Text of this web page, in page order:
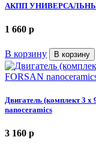
АКПП УНИВЕРСАЛЬНЫЙ
1 660 p
В корзину В корзину
Двигатель (комплект 3 х
nanoceramics
3 160 p